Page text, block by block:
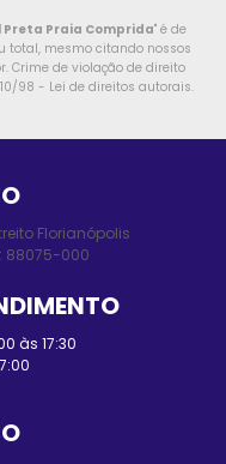
Praia Comprida" é de
total, mesmo citando nossos
Crime de violação de direito
98 - Lei de direitos autorais.
Florianópolis
88075-000
às 17:30